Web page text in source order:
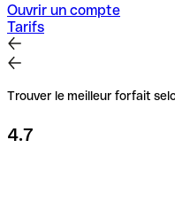
Ouvrir un compte
Tarifs
Trouver le meilleur forfait
4.7